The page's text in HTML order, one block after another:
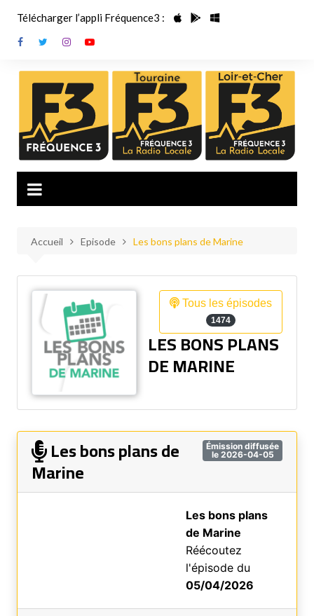
contenu
Télécharger l’appli Fréquence3 :
Accueil Episode Les bons plans de Marine
Tous les épisodes
1474
LES BONS PLANS
DE MARINE
Émission diffusée
le 2026-04-05
Les bons plans de
Marine
Les bons plans
de Marine
Réécoutez
l'épisode du
05/04/2026